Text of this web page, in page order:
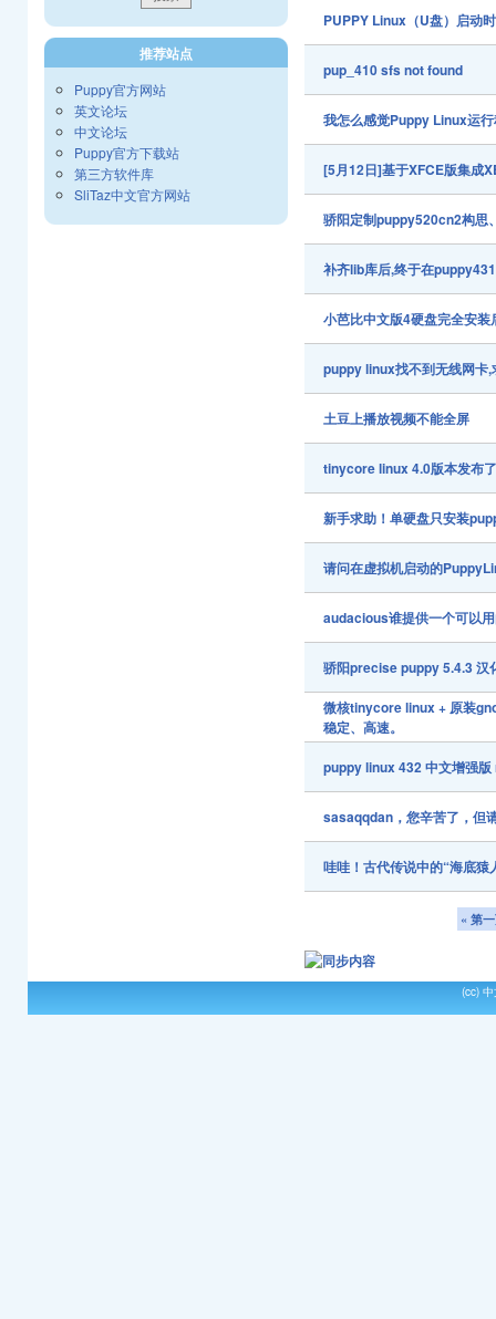
PUPPY Linux（U盘）启动
pup_410 sfs not found
我怎么感觉Puppy Linux运
[5月12日]基于XFCE版集成
骄阳定制puppy520cn2构思
补齐lib库后,终于在
小芭比中文版4硬盘完全安
puppy linux找不到无线网卡,
土豆上播放视频不能全屏
tinycore linux 4.0版本发布
新手求助！单硬盘只安装
请问在虚拟机启动的
audacious谁提供一个可以
骄阳precise puppy 5.4.3 汉
微核tinycore linux + 原装
稳定、高速。
puppy linux 432 中文增强版
sasaqqdan，您辛苦了，但
哇哇！古代传说中的“海底猿
« 第
推荐站点
Puppy官方网站
英文论坛
中文论坛
Puppy官方下载站
第三方软件库
SliTaz中文官方网站
(cc)中